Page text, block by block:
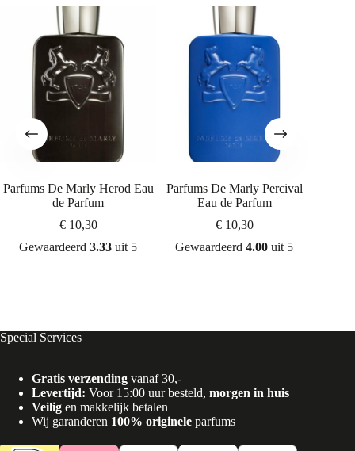
Parfums De Marly Herod Eau
de Parfum
€10,30
Gewaardeerd3.33 uit 5
Parfums De Marly Percival
Eau de Parfum
€10,30
Gewaardeerd4.00 uit 5
Special Services
Gratis verzending vanaf 30,-
Levertijd: Voor 15:00 uur besteld, morgen in huis
Veilig en makkelijk betalen
Wij garanderen 100% originele parfums